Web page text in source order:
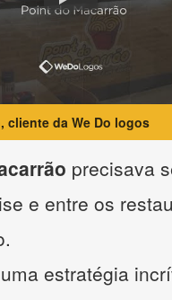
cliente da We Do logos
precisava
e entre os
estratégia